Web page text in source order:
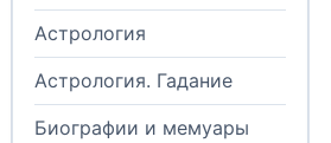
Астрология
Астрология. Гадание
Биографии и мемуары